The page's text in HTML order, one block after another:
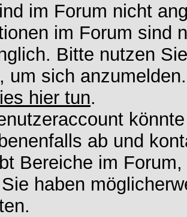
im Forum nicht
im Forum sind
Bitte nutzen
um sich
hier tun.
ab und
Bereiche im
haben